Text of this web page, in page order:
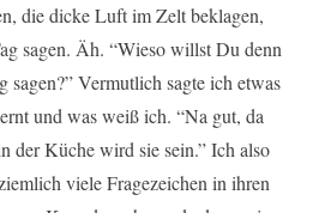
die dicke Luft im Zelt beklagen,
sagen. Äh. “Wieso willst Du denn
sagen?” Vermutlich sagte ich etwas
und was weiß ich. “Na gut, da
der Küche wird sie sein.” Ich also
viele Fragezeichen in ihren